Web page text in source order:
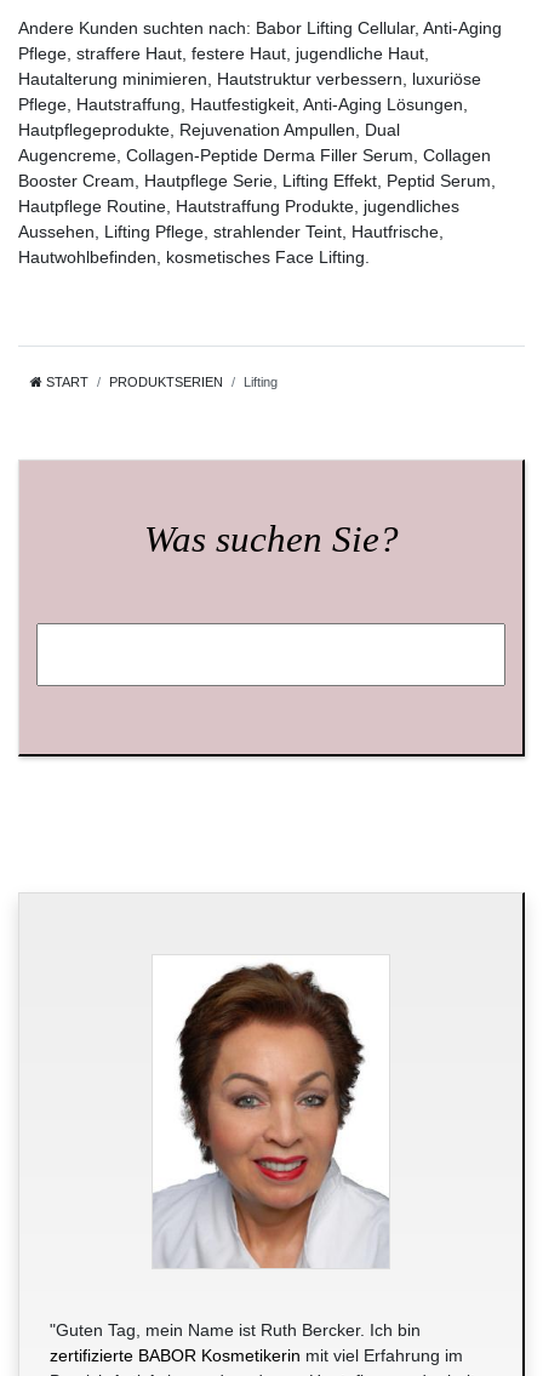
Andere Kunden suchten nach: Babor Lifting Cellular, Anti-Aging
Pflege, straffere Haut, festere Haut, jugendliche Haut,
Hautalterung minimieren, Hautstruktur verbessern, luxuriöse
Pflege, Hautstraffung, Hautfestigkeit, Anti-Aging Lösungen,
Hautpflegeprodukte, Rejuvenation Ampullen, Dual
Augencreme, Collagen-Peptide Derma Filler Serum, Collagen
Booster Cream, Hautpflege Serie, Lifting Effekt, Peptid Serum,
Hautpflege Routine, Hautstraffung Produkte, jugendliches
Aussehen, Lifting Pflege, strahlender Teint, Hautfrische,
Hautwohlbefinden, kosmetisches Face Lifting.
START PRODUKTSERIEN Lifting
Was suchen Sie?
"Guten Tag, mein Name ist Ruth Bercker. Ich bin
zertifizierte BABOR Kosmetikerin mit viel Erfahrung im